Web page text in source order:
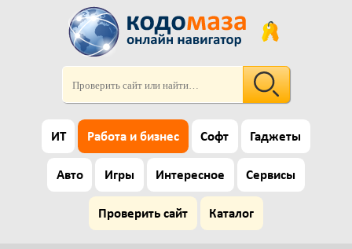
ИТ Работа и бизнес Софт Гаджеты
Авто Игры Интересное Сервисы
Проверить сайт Каталог